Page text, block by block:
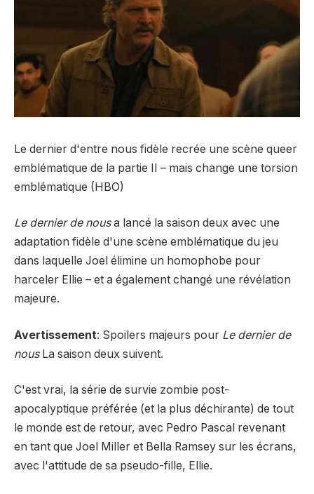
Le dernier d'entre nous fidèle recrée une scène queer
emblématique de la partie II – mais change une torsion
emblématique (HBO)
Le dernier de nousa lancé la saison deux avec une
adaptation fidèle d'une scène emblématique du jeu
dans laquelle Joel élimine un homophobe pour
harceler Ellie – et a également changé une révélation
majeure.
Avertissement: Spoilers majeurs pour Le dernier de
nousLa saison deux suivent.
C'est vrai, la série de survie zombie post-
apocalyptique préférée (et la plus déchirante) de tout
le monde est de retour, avec Pedro Pascal revenant
en tant que Joel Miller et Bella Ramsey sur les écrans,
avec l'attitude de sa pseudo-fille, Ellie.